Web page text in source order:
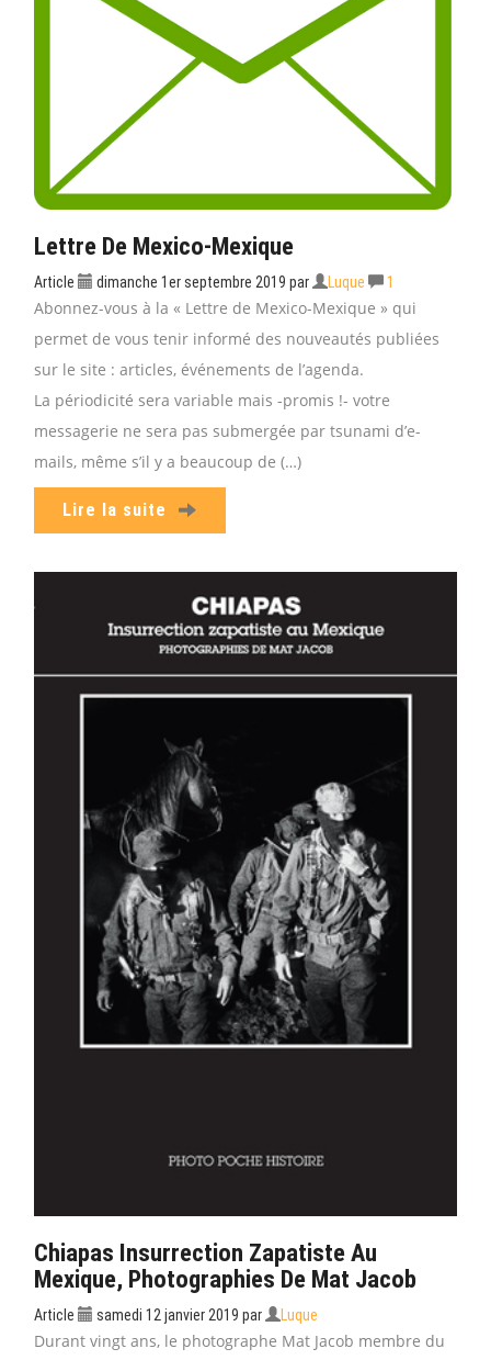
Lettre De Mexico-Mexique
Article dimanche 1er septembre 2019 par Luque 1
Abonnez-vous à la « Lettre de Mexico-Mexique » qui
permet de vous tenir informé des nouveautés publiées
sur le site : articles, événements de l’agenda.
La périodicité sera variable mais -promis !- votre
messagerie ne sera pas submergée par tsunami d’e-
mails, même s’il y a beaucoup de (…)
Lire la suite
Chiapas Insurrection Zapatiste Au
Mexique, Photographies De Mat Jacob
Article samedi 12 janvier 2019 par Luque
Durant vingt ans, le photographe Mat Jacob membre du